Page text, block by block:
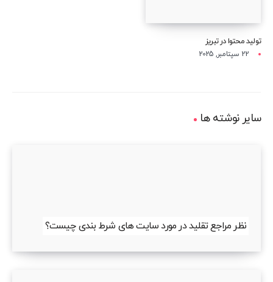
تولید محتوا در تبریز
22 سپتامبر, 2025
سایر نوشته ها
نظر مراجع تقلید در مورد سایت های شرط بندی چیست؟